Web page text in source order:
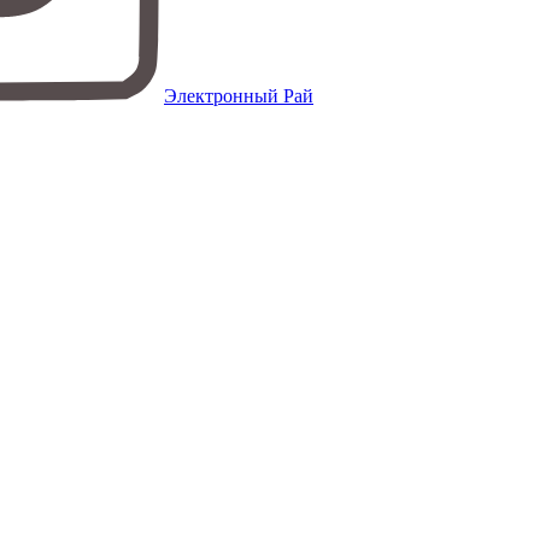
Электронный Рай